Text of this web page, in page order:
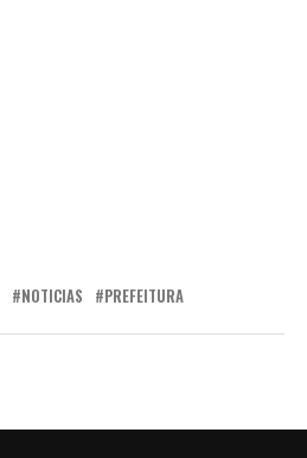
NOTICIAS PREFEITURA